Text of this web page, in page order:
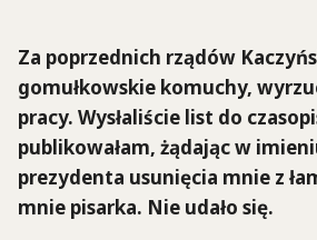
Za poprzednich rządów
gomułkowskie komuchy,
pracy. Wysłaliście list do
publikowałam, żądając w
prezydenta usunięcia mnie z
mnie pisarka. Nie udało się.